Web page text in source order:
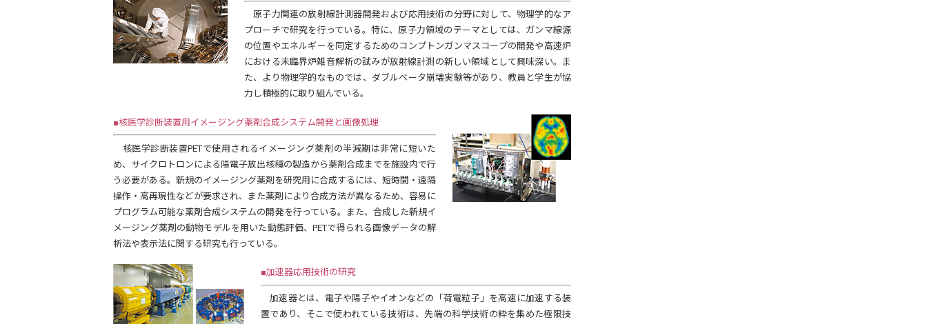
原子力関連の放射線計測器開発および応用技術の分野に対して、物理学的なア
プローチで研究を行っている。特に、原子力領域のテーマとしては、ガンマ線源
の位置やエネルギーを同定するためのコンプトンガンマスコープの開発や高速炉
における未臨界炉雑音解析の試みが放射線計測の新しい領域として興味深い。ま
た、より物理学的なものでは、ダブルベータ崩壊実験等があり、教員と学生が協
力し積極的に取り組んでいる。
■核医学診断装置用イメージング薬剤合成システム開発と画像処理
核医学診断装置PETで使用されるイメージング薬剤の半減期は非常に短いた
め、サイクロトロンによる陽電子放出核種の製造から薬剤合成までを施設内で行
う必要がある。新規のイメージング薬剤を研究用に合成するには、短時間・遠隔
操作・高再現性などが要求され、また薬剤により合成方法が異なるため、容易に
プログラム可能な薬剤合成システムの開発を行っている。また、合成した新規イ
メージング薬剤の動物モデルを用いた動態評価、PETで得られる画像データの解
析法や表示法に関する研究も行っている。
■加速器応用技術の研究
加速器とは、電子や陽子やイオンなどの「荷電粒子」を高速に加速する装
置であり、そこで使われている技術は、先端の科学技術の粋を集めた極限技